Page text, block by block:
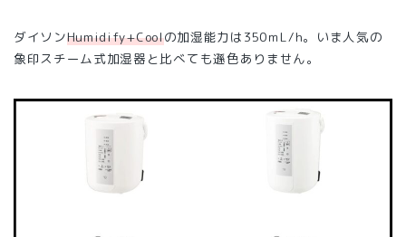
ダイソンHumidify+Coolの加湿能力は350ｍL/h。いま人気の
象印スチーム式加湿器と比べても遜色ありません。